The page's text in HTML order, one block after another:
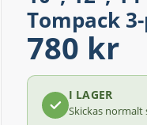
Tompack
780 kr
I LAGER
Skickas normalt